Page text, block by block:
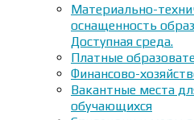
Материально-
оснащенность
Доступная среда.
Платные
Финансово-
Вакантные места
обучающихся